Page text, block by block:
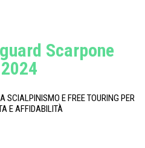
Scarpone
SCIALPINISMO E FREE TOURING PER
E AFFIDABILITÀ